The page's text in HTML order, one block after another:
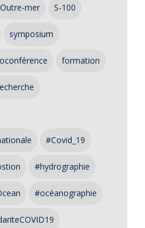
Outre-mer S-100
symposium
formation
#Covid_19
#hydrographie
#océanographie